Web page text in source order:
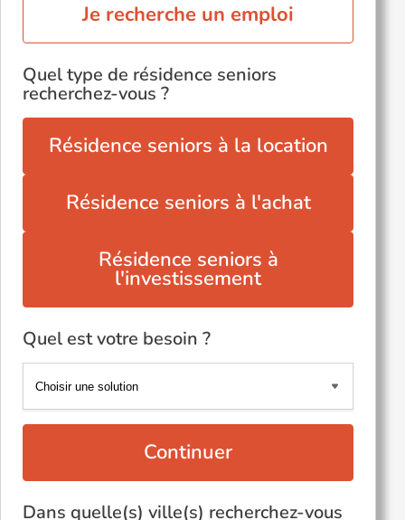
Je recherche un emploi
Quel type de résidence seniors
recherchez-vous ?
Résidence seniors à la location
Résidence seniors à l'achat
Résidence seniors à
l'investissement
Quel est votre besoin ?
Continuer
Dans quelle(s) ville(s) recherchez-vous